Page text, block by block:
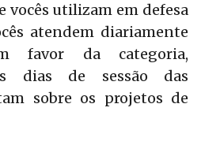
vocês utilizam em defesa
atendem diariamente
favor da categoria,
dias de sessão das
sobre os projetos de